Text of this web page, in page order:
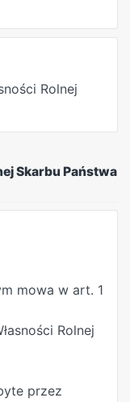
Państwa
Rolnej
Rolnej
Skarbu Państwa
mowa w art. 1
Rolnej
przez